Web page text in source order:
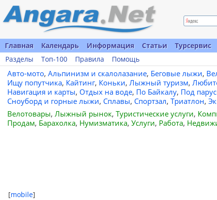
Главная Календарь Информация Статьи
Турсервис
Разделы
Топ-100 Правила Помощь
Авто-мото, Альпинизм и скалолазание, Беговые лыжи,
Ищу попутчика, Кайтинг, Коньки, Лыжный туризм,
Навигация и карты, Отдых на воде, По Байкалу, Под
Сноуборд и горные лыжи, Сплавы, Спортзал, Триатлон,
Велотовары, Лыжный рынок, Туристические услуги,
Продам, Барахолка, Нумизматика, Услуги, Работа,
[mobile]